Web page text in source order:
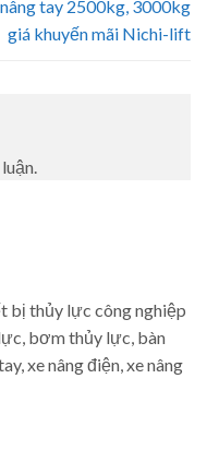
tay 2500kg, 3000kg
giá khuyến mãi Nichi-lift
bị thủy lực công nghiệp
bơm thủy lực, bàn
xe nâng điện, xe nâng